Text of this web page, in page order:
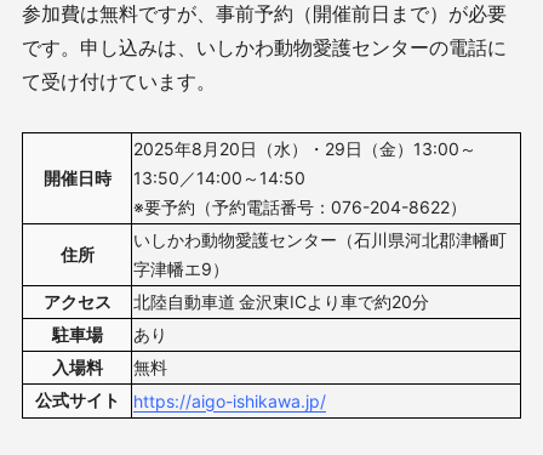
参加費は無料ですが、事前予約（開催前日まで）が必要
です。申し込みは、いしかわ動物愛護センターの電話に
て受け付けています。
開催日時
2025年8月20日（水）・29日（金）13:00～
13:50／14:00～14:50
※要予約（予約電話番号：076-204-8622）
住所
いしかわ動物愛護センター（石川県河北郡津幡町
字津幡エ9）
アクセス
北陸自動車道 金沢東ICより車で約20分
駐車場
あり
入場料
無料
公式サイト
https://aigo-ishikawa.jp/